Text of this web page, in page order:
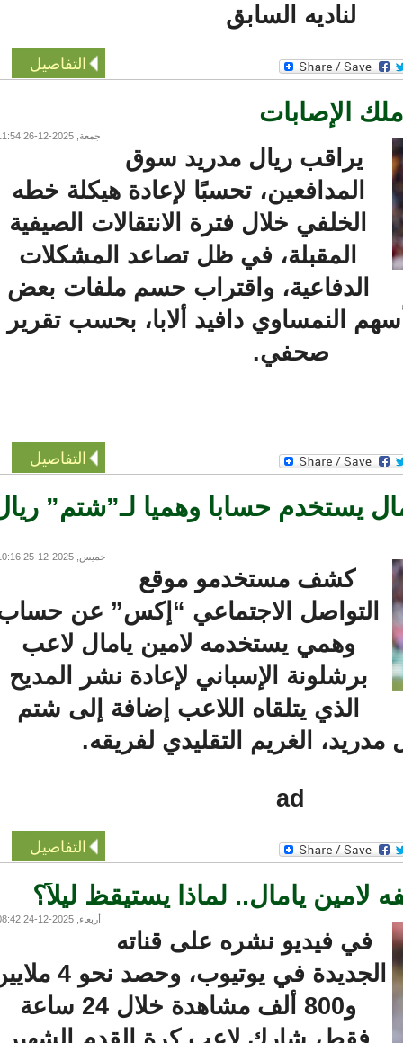
لناديه السابق
التفاصيل
الإصابات
جمعة, 2025-12-26 11:54
يراقب ريال مدريد سوق
المدافعين، تحسبًا لإعادة هيكلة خطه
الخلفي خلال فترة الانتقالات الصيفية
المقبلة، في ظل تصاعد المشكلات
الدفاعية، واقتراب حسم ملفات بعض
النمساوي دافيد ألابا، بحسب تقرير
صحفي.
التفاصيل
يستخدم حساباً وهمياً لـ”شتم” ريال
خميس, 2025-12-25 10:16
كشف مستخدمو موقع
التواصل الاجتماعي “إكس” عن حساب
وهمي يستخدمه لامين يامال لاعب
برشلونة الإسباني لإعادة نشر المديح
الذي يتلقاه اللاعب إضافة إلى شتم
الغريم التقليدي لفريقه.
ad
التفاصيل
يامال.. لماذا يستيقظ ليلاً؟
أربعاء, 2025-12-24 08:42
في فيديو نشره على قناته
الجديدة في يوتيوب، وحصد نحو 4 ملايين
و800 ألف مشاهدة خلال 24 ساعة